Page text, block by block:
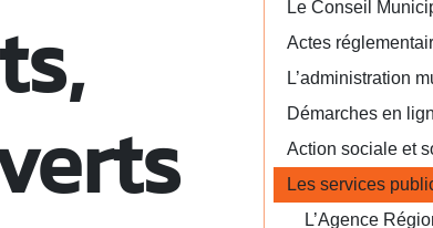
Le Conseil
Actes
L’administration
Démarches en
Action sociale et
Les services
L’Agence